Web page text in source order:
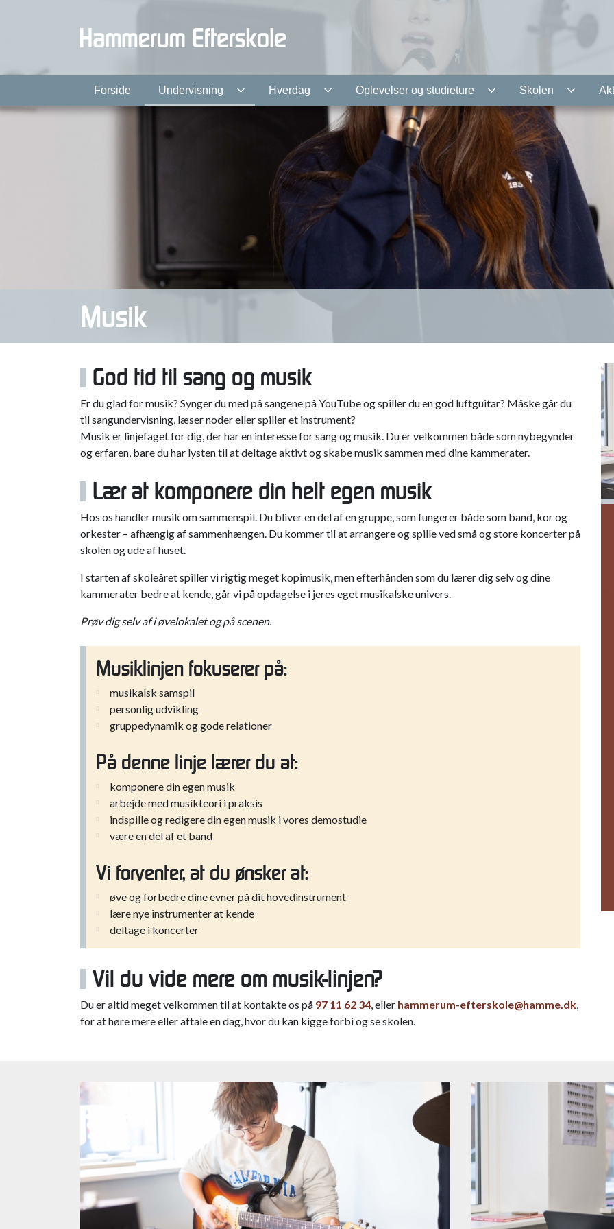
Forside Undervisning Hverdag Oplevelser og studieture Skolen
God tid til sang og musik
Er du glad for musik? Synger du med på sangene på YouTube og spiller du en god luftguitar? Måske går du
til sangundervisning, læser noder eller spiller et instrument?
Lær at komponere din helt egen musik
Hos os handler musik om sammenspil. Du bliver en del af en gruppe, som fungerer både som band, kor og
orkester – afhængig af sammenhængen. Du kommer til at arrangere og spille ved små og store koncerter på
skolen og ude af huset.
kammerater bedre at kende, går vi på opdagelse i jeres eget musikalske univers.
Prøv dig selv af i øvelokalet og på scenen.
musikalsk samspil
gruppedynamik og gode relationer
På denne linje lærer du at:
komponere din egen musik
arbejde med musikteori i praksis
indspille og redigere din egen musik i vores demostudie
være en del af et band
Vi forventer, at du ønsker at:
øve og forbedre dine evner på dit hovedinstrument
lære nye instrumenter at kende
deltage i koncerter
Vil du vide mere om musik-linjen?
Du er altid meget velkommen til at kontakte os på97 11 62 34
for at høre mere eller aftale en dag, hvor du kan kigge forbi og se skolen.